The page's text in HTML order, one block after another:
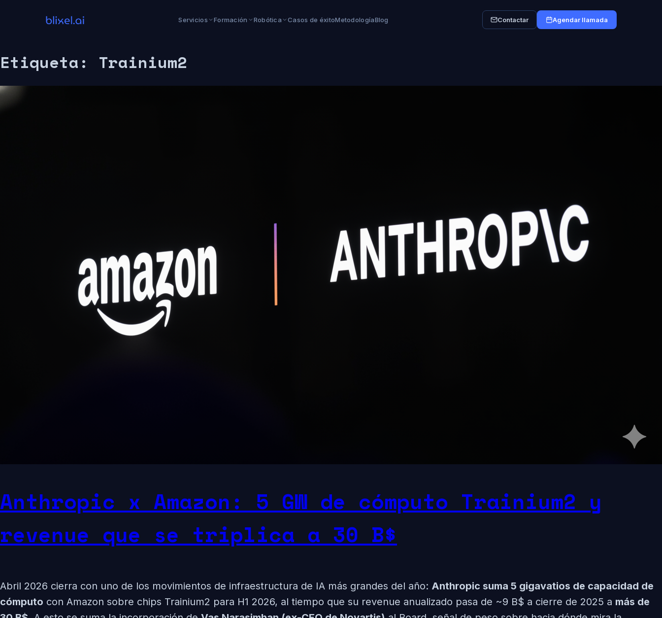
Servicios Formación Robótica Casos de éxitoMetodologíaBlog Contactar Agendar llamada
Etiqueta: Trainium2
Anthropic x Amazon: 5 GW de cómputo Trainium2 y
revenue que se triplica a 30 B$
Abril 2026 cierra con uno de los movimientos de infraestructura de IA más grandes del año: Anthropic suma 5 gigavatios de capacidad de
cómputo con Amazon sobre chips Trainium2 para H1 2026, al tiempo que su revenue anualizado pasa de ~9 B$ a cierre de 2025 a más de